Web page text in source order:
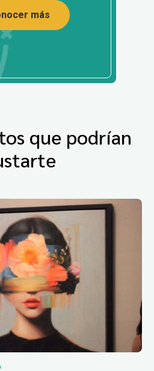
más
que podrían